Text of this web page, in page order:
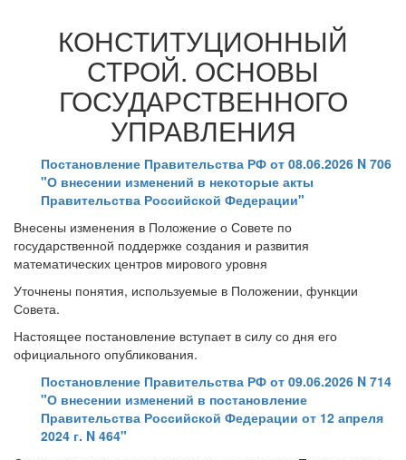
КОНСТИТУЦИОННЫЙ
СТРОЙ. ОСНОВЫ
ГОСУДАРСТВЕННОГО
УПРАВЛЕНИЯ
Постановление Правительства РФ от 08.06.2026 N 706
"О внесении изменений в некоторые акты
Правительства Российской Федерации"
Внесены изменения в Положение о Совете по
государственной поддержке создания и развития
математических центров мирового уровня
Уточнены понятия, используемые в Положении, функции
Совета.
Настоящее постановление вступает в силу со дня его
официального опубликования.
Постановление Правительства РФ от 09.06.2026 N 714
"О внесении изменений в постановление
Правительства Российской Федерации от 12 апреля
2024 г. N 464"